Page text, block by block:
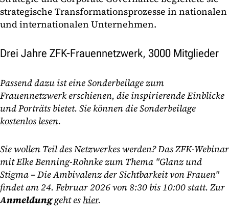
strategische Transformationsprozesse in nationalen
und internationalen Unternehmen.
Drei Jahre ZFK-Frauennetzwerk, 3000 Mitglieder
Passend dazu ist eine Sonderbeilage zum
Frauennetzwerk erschienen, die inspirierende Einblicke
und Porträts bietet. Sie können die Sonderbeilage
kostenlos lesen.
Sie wollen Teil des Netzwerkes werden? Das ZFK-Webinar
mit Elke Benning-Rohnke zum Thema "Glanz und
Stigma – Die Ambivalenz der Sichtbarkeit von Frauen"
findet am 24. Februar 2026 von 8:30 bis 10:00 statt. Zur
Anmeldunggeht es hier.